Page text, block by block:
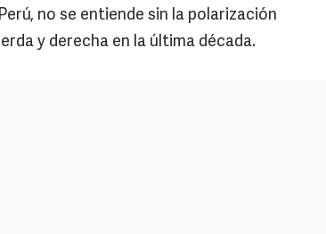
no se entiende sin la polarización
y derecha en la última década.